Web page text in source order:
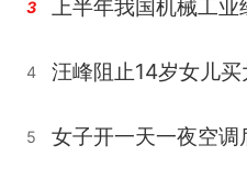
3
4 汪峰阻止14岁女儿买
5